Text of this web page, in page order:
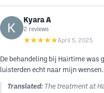
Kyara A
2 reviews
★★★★★April 5, 2025
De behandeling bij Hairtime was
luisterden echt naar mijn
Translated: The treatment at